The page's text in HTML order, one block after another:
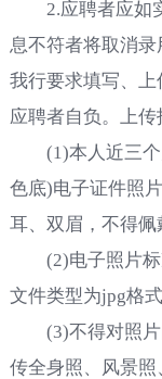
2.应聘者应如实
息不符者将取消
我行要求填写、
应聘者自负。上传
(1)本人近三个
色底)电子证件照
耳、双眉，不得佩
(2)电子照片标
文件类型为jpg格
(3)不得对照片
传全身照、风景照